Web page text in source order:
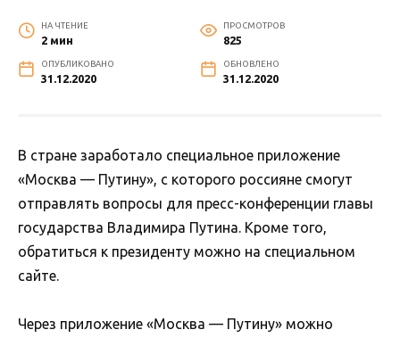
НА ЧТЕНИЕ
2 мин
ПРОСМОТРОВ
825
ОПУБЛИКОВАНО
31.12.2020
ОБНОВЛЕНО
31.12.2020
В стране заработало специальное приложение
«Москва — Путину», с которого россияне смогут
отправлять вопросы для пресс-конференции главы
государства Владимира Путина. Кроме того,
обратиться к президенту можно на специальном
сайте.
Через приложение «Москва — Путину» можно